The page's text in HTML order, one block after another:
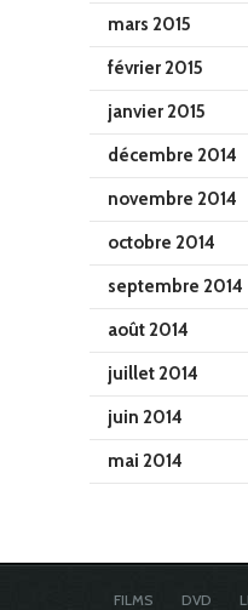
mars 2015
février 2015
janvier 2015
décembre 2014
novembre 2014
octobre 2014
septembre 2014
août 2014
juillet 2014
juin 2014
mai 2014
FILMS DVD